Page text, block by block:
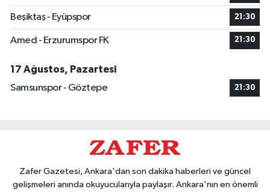
Beşiktaş - Eyüpspor 21:30
Amed - Erzurumspor FK 21:30
17 Ağustos, Pazartesi
Samsunspor - Göztepe
21:30
Zafer Gazetesi, Ankara'dan son dakika haberleri ve güncel
gelişmeleri anında okuyucularıyla paylaşır. Ankara'nın en önemli